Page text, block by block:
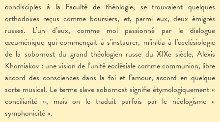
condisciples à la Faculté de théologie, se trouvaient quelques
orthodoxes reçus comme boursiers, et, parmi eux, deux émigrés
russes. L’un d’eux, comme moi passionné par le dialogue
œcuménique qui commençait à s’instaurer, m’initia à l’ecclésiologie
de la sobornost du grand théologien russe du XIXe siècle, Alexis
Khomiakov : une vision de l’unité ecclésiale comme communion, libre
accord des consciences dans la foi et l’amour, accord en quelque
sorte musical. Le terme slave sobornost signifie étymologiquement «
conciliarité », mais on le traduit parfois par le néologisme «
symphonicité ».